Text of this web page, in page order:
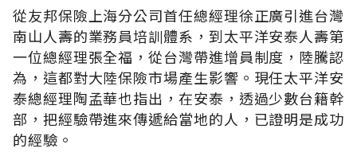
從友邦保險上海分公司首任總經理徐正廣引進台灣
南山人壽的業務員培訓體系，到太平洋安泰人壽第
一位總經理張全福，從台灣帶進增員制度，陸騰認
為，這都對大陸保險市場產生影響。現任太平洋安
泰總經理陶孟華也指出，在安泰，透過少數台籍幹
部，把經驗帶進來傳遞給當地的人，已證明是成功
的經驗。